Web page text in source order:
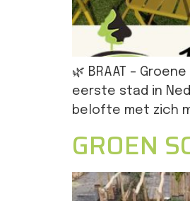
🌿 BRAAT –
eerste stad in
belofte met zich
GROEN